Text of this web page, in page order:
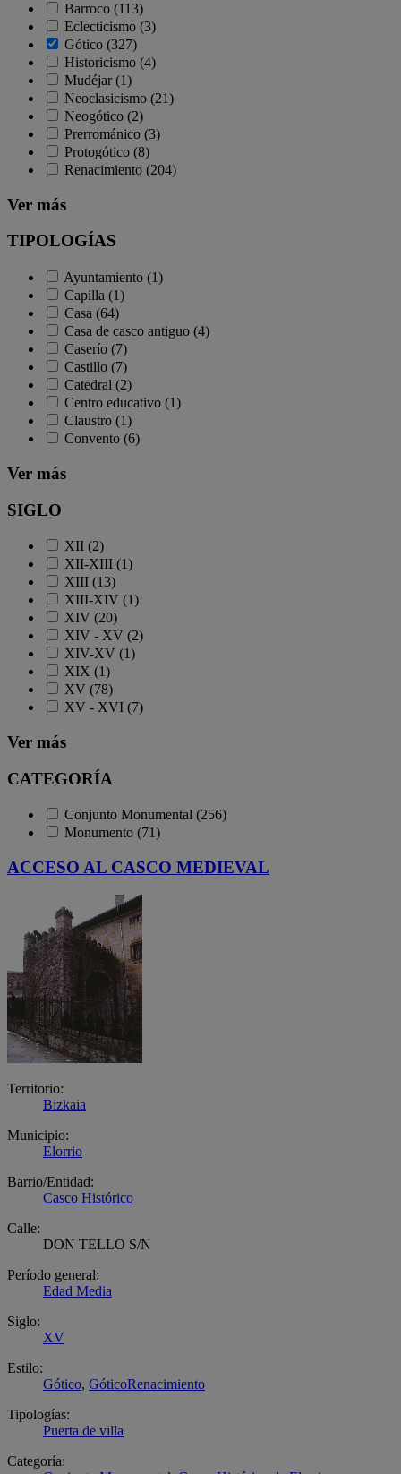
Barroco (113)
Eclecticismo (3)
Gótico (327)
Historicismo (4)
Mudéjar (1)
Neoclasicismo (21)
Neogótico (2)
Prerrománico (3)
Protogótico (8)
Renacimiento (204)
Ver más
TIPOLOGÍAS
Ayuntamiento (1)
Capilla (1)
Casa (64)
Casa de casco antiguo (4)
Caserío (7)
Castillo (7)
Catedral (2)
Centro educativo (1)
Claustro (1)
Convento (6)
Ver más
SIGLO
XII (2)
XII-XIII (1)
XIII (13)
XIII-XIV (1)
XIV (20)
XIV - XV (2)
XIV-XV (1)
XIX (1)
XV (78)
XV - XVI (7)
Ver más
CATEGORÍA
Conjunto Monumental (256)
Monumento (71)
ACCESO AL CASCO MEDIEVAL
Territorio:
Bizkaia
Municipio:
Elorrio
Barrio/Entidad:
Casco Histórico
Calle:
DON TELLO S/N
Período general:
Edad Media
Siglo:
XV
Estilo:
Gótico, GóticoRenacimiento
Tipologías:
Puerta de villa
Categoría: